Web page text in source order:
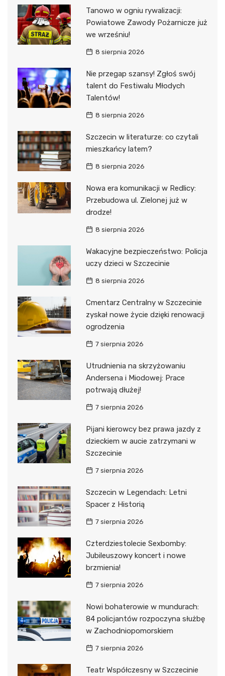
Tanowo w ogniu rywalizacji:
Powiatowe Zawody Pożarnicze już
we wrześniu!
8 sierpnia 2026
Nie przegap szansy! Zgłoś swój
talent do Festiwalu Młodych
Talentów!
8 sierpnia 2026
Szczecin w literaturze: co czytali
mieszkańcy latem?
8 sierpnia 2026
Nowa era komunikacji w Redlicy:
Przebudowa ul. Zielonej już w
drodze!
8 sierpnia 2026
Wakacyjne bezpieczeństwo: Policja
uczy dzieci w Szczecinie
8 sierpnia 2026
Cmentarz Centralny w Szczecinie
zyskał nowe życie dzięki renowacji
ogrodzenia
7 sierpnia 2026
Utrudnienia na skrzyżowaniu
Andersena i Miodowej: Prace
potrwają dłużej!
7 sierpnia 2026
Pijani kierowcy bez prawa jazdy z
dzieckiem w aucie zatrzymani w
Szczecinie
7 sierpnia 2026
Szczecin w Legendach: Letni
Spacer z Historią
7 sierpnia 2026
Czterdziestolecie Sexbomby:
Jubileuszowy koncert i nowe
brzmienia!
7 sierpnia 2026
Nowi bohaterowie w mundurach:
84 policjantów rozpoczyna służbę
w Zachodniopomorskiem
7 sierpnia 2026
Teatr Współczesny w Szczecinie